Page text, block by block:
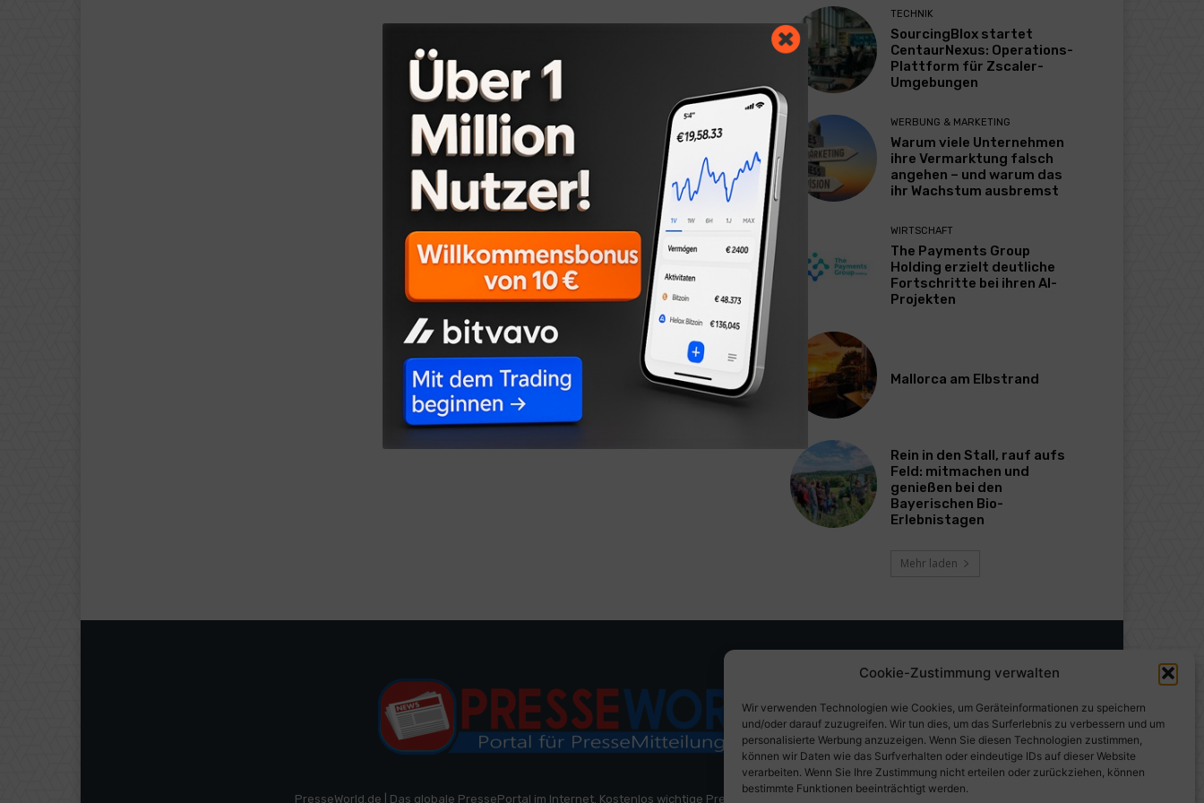
Cookie-Zustimmung verwalten
Wir verwenden Technologien wie Cookies, um Geräteinformationen zu speichern
und/oder darauf zuzugreifen. Wir tun dies, um das Surferlebnis zu verbessern und um
personalisierte Werbung anzuzeigen. Wenn Sie diesen Technologien zustimmen,
können wir Daten wie das Surfverhalten oder eindeutige IDs auf dieser Website
verarbeiten. Wenn Sie Ihre Zustimmung nicht erteilen oder zurückziehen, können
bestimmte Funktionen beeinträchtigt werden.
TECHNIK
SourcingBlox startet
CentaurNexus: Operations-
Plattform für Zscaler-
Umgebungen
WERBUNG & MARKETING
Warum viele Unternehmen
ihre Vermarktung falsch
angehen – und warum das
ihr Wachstum ausbremst
WIRTSCHAFT
The Payments Group
Holding erzielt deutliche
Fortschritte bei ihren AI-
Projekten
Mallorca am Elbstrand
Rein in den Stall, rauf aufs
Feld: mitmachen und
genießen bei den
Bayerischen Bio-
Erlebnistagen
Mehr laden
PresseWorld.de | Das globale PressePortal im Internet. Kostenlos wichtige PresseMitteilungen auf PresseWorld